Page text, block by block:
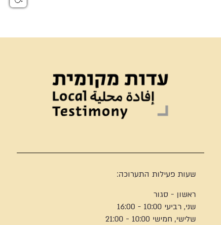
שעות פעילות התערוכה:
ראשון - סגור
שני, רביעי 10:00 - 16:00
שלישי, חמישי 10:00 - 21:00